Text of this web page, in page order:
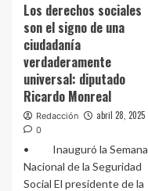
Los derechos sociales
son el signo de una
ciudadanía
verdaderamente
universal: diputado
Ricardo Monreal
Redacción abril 28, 2025
0
• Inauguró la Semana
Nacional de la Seguridad
Social El presidente de la